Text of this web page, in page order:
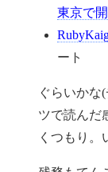
東京で
ート
ぐらいか
ツで読んだ
くつもり。